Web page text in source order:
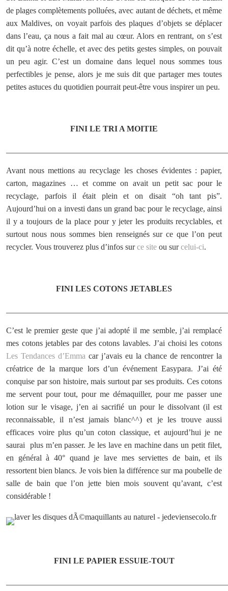
de plages complètements polluées, avec autant de déchets, et même
aux Maldives, on voyait parfois des plaques d’objets se déplacer
dans l’eau, ça nous a fait mal au cœur. Alors en rentrant, on s’est
dit qu’à notre échelle, et avec des petits gestes simples, on pouvait
un peu agir. C’est un domaine dans lequel nous sommes tous
perfectibles je pense, alors je me suis dit que partager mes toutes
petites astuces du quotidien pourrait peut-être vous inspirer un peu.
FINI LE TRI A MOITIE
Avant nous mettions au recyclage les choses évidentes : papier,
carton, magazines … et comme on avait un petit sac pour le
recyclage, parfois il était plein et on disait “oh tant pis”.
Aujourd’hui on a investi dans un grand bac pour le recyclage, ainsi
il y a toujours de la place pour y jeter les produits recyclables, et
surtout nous nous sommes bien renseignés sur ce que l’on peut
recycler. Vous trouverez plus d’infos surce site ou surcelui-ci.
FINI LES COTONS JETABLES
C’est le premier geste que j’ai adopté il me semble, j’ai remplacé
mes cotons jetables par des cotons lavables. J’ai choisi les cotons
Les Tendances d’Emma car j’avais eu la chance de rencontrer la
créatrice de la marque lors d’un événement Easypara. J’ai été
conquise par son histoire, mais surtout par ses produits. Ces cotons
me servent pour tout, pour me démaquiller, pour me passer une
lotion sur le visage, j’en ai sacrifié un pour le dissolvant (il est
reconnaissable, il n’est jamais blanc^^) et je les trouve aussi
efficaces voire plus qu’un coton classique, et aujourd’hui je ne
saurai plus m’en passer. Je les lave en machine dans un petit filet,
en général à 40° quand je lave mes serviettes de bain, et ils
ressortent bien blancs. Je vois bien la différence sur ma poubelle de
salle de bain que l’on jette bien mois souvent qu’avant, c’est
considérable !
FINI LE PAPIER ESSUIE-TOUT